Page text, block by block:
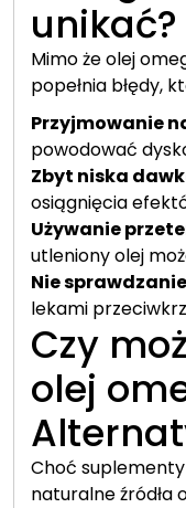
unikać?
Mimo że olej
popełnia błędy,
Przyjmowanie
powodować
Zbyt niska
osiągnięcia
Używanie
utleniony olej
Nie
lekami
Czy
olej
Choć
naturalne źródła